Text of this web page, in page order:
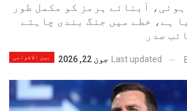
آبنائے ہرمز کو مکمل طور
ہے، خطے میں جنگ بندی چاہتے
صدر
بین الاقوامی Last updated جون 22, 2026